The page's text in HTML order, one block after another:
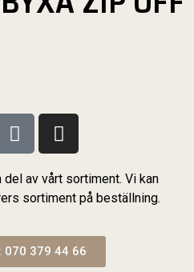
av vårt sortiment. Vi kan
sortiment på beställning.
070 379 44 66